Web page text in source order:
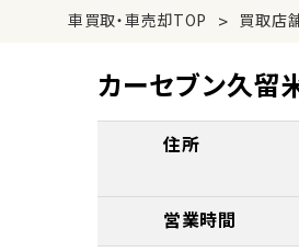
車買取・車売却TOP > 買取店
カーセブン久留
住所
営業時間